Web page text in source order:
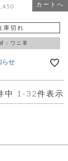
庫切れ
：ワニ革
らせ
中 1 - 32件表示
カートへ